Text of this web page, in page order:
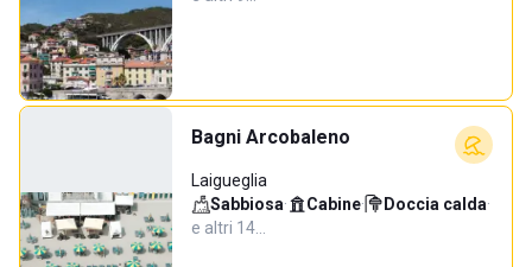
Bagni Arcobaleno
Laigueglia
Sabbiosa· Cabine· Doccia calda·
e altri 14…